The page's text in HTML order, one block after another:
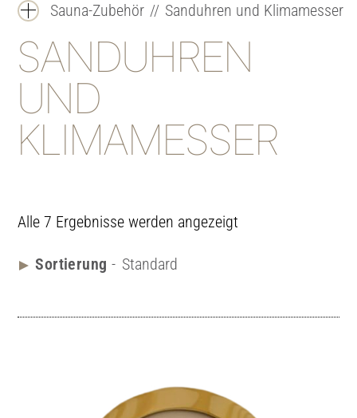
Sauna-Zubehör // Sanduhren und Klimamesser
SANDUHREN
UND
KLIMAMESSER
Alle 7 Ergebnisse werden angezeigt
Standard